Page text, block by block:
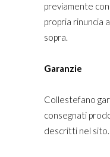
previamente
propria rinuncia
sopra.
Garanzie
Collestefano
consegnati
descritti nel sito.